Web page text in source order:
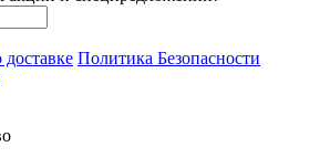
Политика Безопасности